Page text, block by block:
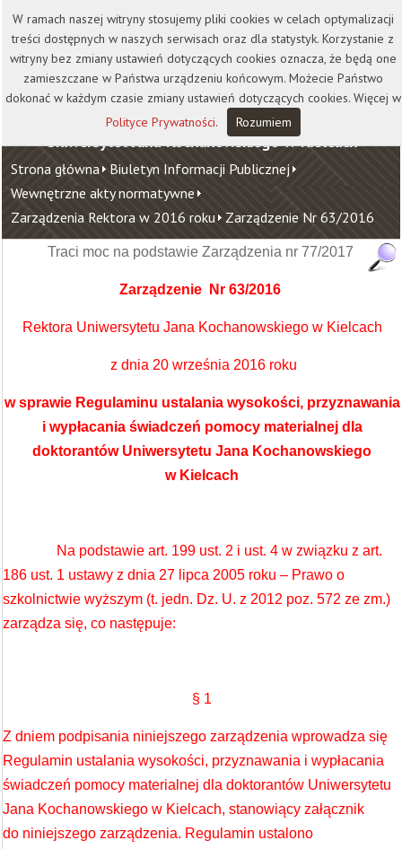
Kontakt Biblioteka
Wydawnictwo
Wirtualna Uczelnia
Uniwersytet Jana Kochanowskiego w Kielcach
Strona główna Biuletyn Informacji Publicznej
Wewnętrzne akty normatywne
Zarządzenia Rektora w 2016 roku Zarządzenie Nr 63/2016
Traci moc na podstawie Zarządzenia nr 77/2017
Zarządzenie Nr 63/2016
Rektora Uniwersytetu Jana Kochanowskiego w Kielcach
z dnia 20 września 2016 roku
w sprawie Regulaminu ustalania wysokości, przyznawania
i wypłacania świadczeń pomocy materialnej dla
doktorantów Uniwersytetu Jana Kochanowskiego
w Kielcach
Na podstawie art. 199 ust. 2 i ust. 4 w związku z art.
186 ust. 1 ustawy z dnia 27 lipca 2005 roku – Prawo o
szkolnictwie wyższym (t. jedn. Dz. U. z 2012 poz. 572 ze zm.)
zarządza się, co następuje:
§ 1
Z dniem podpisania niniejszego zarządzenia wprowadza się
Regulamin ustalania wysokości, przyznawania i wypłacania
świadczeń pomocy materialnej dla doktorantów Uniwersytetu
Jana Kochanowskiego w Kielcach, stanowiący załącznik
do niniejszego zarządzenia. Regulamin ustalono
W ramach naszej witryny stosujemy pliki cookies w celach optymalizacji
treści dostępnych w naszych serwisach oraz dla statystyk. Korzystanie z
witryny bez zmiany ustawień dotyczących cookies oznacza, że będą one
zamieszczane w Państwa urządzeniu końcowym. Możecie Państwo
dokonać w każdym czasie zmiany ustawień dotyczących cookies. Więcej w
Polityce Prywatności. Rozumiem